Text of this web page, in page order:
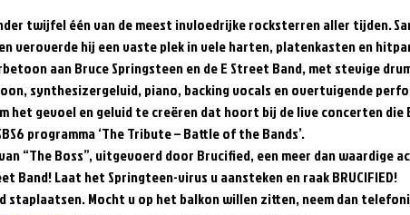
twijfel één van de meest invloedrijke rocksterren aller tijden.
veroverde hij een vaste plek in vele harten, platenkasten en
aan Bruce Springsteen en de E Street Band, met stevige
synthesizergeluid, piano, backing vocals en overtuigende
het gevoel en geluid te creëren dat hoort bij de live concerten die
programma ‘The Tribute – Battle of the Bands’.
“The Boss”, uitgevoerd door Brucified, een meer dan waardige
Band! Laat het Springteen-virus u aansteken en raak BRUCIFIED!
staplaatsen. Mocht u op het balkon willen zitten, neem dan